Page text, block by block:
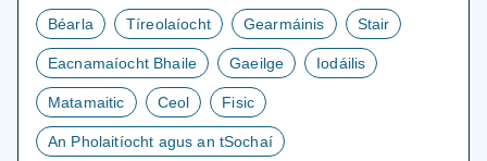
Béarla Tíreolaíocht Gearmáinis Stair
Eacnamaíocht Bhaile Gaeilge Iodáilis
Matamaitic Ceol Fisic
An Pholaitíocht agus an tSochaí